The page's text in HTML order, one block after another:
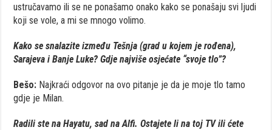
ustručavamo ili se ne ponašamo onako kako se ponašaju svi ljudi
koji se vole, a mi se mnogo volimo.
Kako se snalazite između Tešnja (grad u kojem je rođena),
Sarajeva i Banje Luke? Gdje najviše osjećate “svoje tlo”?
Bešo: Najkraći odgovor na ovo pitanje je da je moje tlo tamo
gdje je Milan.
Radili ste na Hayatu, sad na Alfi. Ostajete li na toj TV ili ćete